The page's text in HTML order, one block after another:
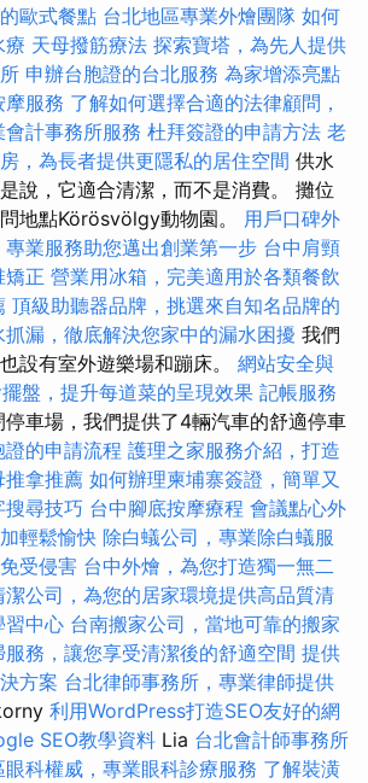
歐式餐點 台北地區專業外燴團隊 如何
療 天母撥筋療法 探索寶塔，為先人提供
申辦台胞證的台北服務 為家增添亮點
摩服務 了解如何選擇合適的法律顧問，
會計事務所服務 杜拜簽證的申請方法 老
，為長者提供更隱私的居住空間 供水
說，它適合清潔，而不是消費。 攤位
地點Körösvölgy動物園。 用戶口碑外
專業服務助您邁出創業第一步 台中肩頸
矯正 營業用冰箱，完美適用於各類餐飲
頂級助聽器品牌，挑選來自知名品牌的
抓漏，徹底解決您家中的漏水困擾 我們
設有室外遊樂場和蹦床。 網站安全與
盤，提升每道菜的呈現效果 記帳服務
車場，我們提供了4輛汽車的舒適停車
的申請流程 護理之家服務介紹，打造
推拿推薦 如何辦理柬埔寨簽證，簡單又
尋技巧 台中腳底按摩療程 會議點心外
輕鬆愉快 除白蟻公司，專業除白蟻服
受侵害 台中外燴，為您打造獨一無二
潔公司，為您的居家環境提供高品質清
習中心 台南搬家公司，當地可靠的搬家
服務，讓您享受清潔後的舒適空間 提供
方案 台北律師事務所，專業律師提供
利用WordPress打造SEO友好的網
SEO教學資料 Lia 台北會計師事務所
眼科權威，專業眼科診療服務 了解裝潢